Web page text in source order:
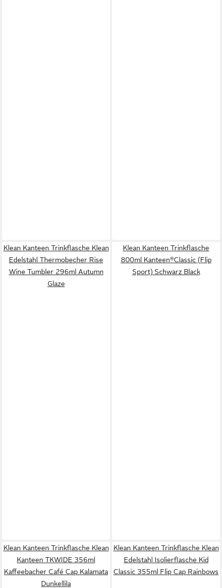
Klean Kanteen Trinkflasche Klean
Edelstahl Thermobecher Rise
Wine Tumbler 296ml Autumn
Glaze
Klean Kanteen Trinkflasche
800ml Kanteen®Classic (Flip
Sport) Schwarz Black
Klean Kanteen Trinkflasche Klean
Kanteen TKWIDE 356ml
Kaffeebacher Café Cap Kalamata
Dunkellila
Klean Kanteen Trinkflasche Klean
Edelstahl Isolierflasche Kid
Classic 355ml Flip Cap Rainbows